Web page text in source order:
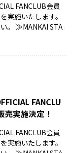
FANCLUB会員
実施いたします。
。 ≫MANKAI STA
FANCLU
売実施決定！
FANCLUB会員
実施いたします。